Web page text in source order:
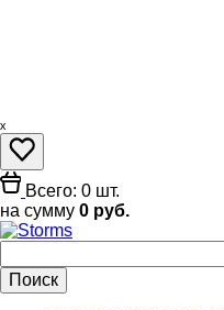
ₓ
Всего: 0 шт.
на сумму 0 руб.